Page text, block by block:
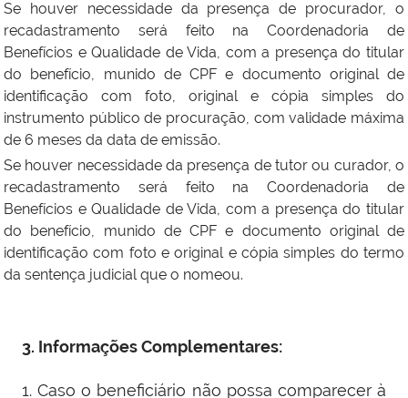
Se houver necessidade da presença de procurador, o
recadastramento será feito na Coordenadoria de
Benefícios e Qualidade de Vida, com a presença do titular
do benefício, munido de CPF e documento original de
identificação com foto, original e cópia simples do
instrumento público de procuração, com validade máxima
de 6 meses da data de emissão.
Se houver necessidade da presença de tutor ou curador, o
recadastramento será feito na Coordenadoria de
Benefícios e Qualidade de Vida, com a presença do titular
do benefício, munido de CPF e documento original de
identificação com foto e original e cópia simples do termo
da sentença judicial que o nomeou.
3. Informações Complementares:
1. Caso o beneficiário não possa comparecer à